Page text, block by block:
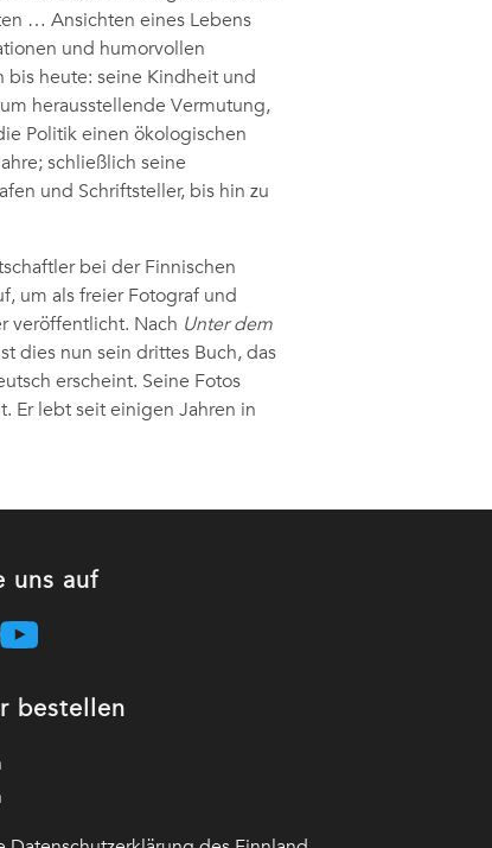
… Ansichten eines Lebens
und humorvollen
bis heute: seine Kindheit und
herausstellende Vermutung,
Politik einen ökologischen
schließlich seine
und Schriftsteller, bis hin zu
bei der Finnischen
um als freier Fotograf und
veröffentlicht. Nach Unter dem
dies nun sein drittes Buch, das
erscheint. Seine Fotos
Er lebt seit einigen Jahren in
uns auf
bestellen